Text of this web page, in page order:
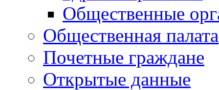
Общественные
Общественная палата
Почетные граждане
Открытые данные